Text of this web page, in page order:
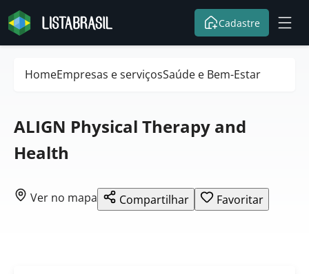
Cadastre
HomeEmpresas e serviçosSaúde e Bem-Estar
ALIGN Physical Therapy and
Health
Ver no mapa Compartilhar Favoritar